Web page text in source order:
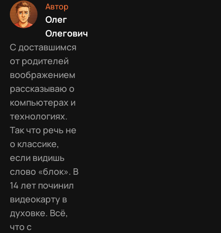
Автор
Олег
Олегович
С доставшимся
от родителей
воображением
рассказываю о
компьютерах и
технологиях.
Так что речь не
о классике,
если видишь
слово «блок». В
14 лет починил
видеокарту в
духовке. Всё,
что с